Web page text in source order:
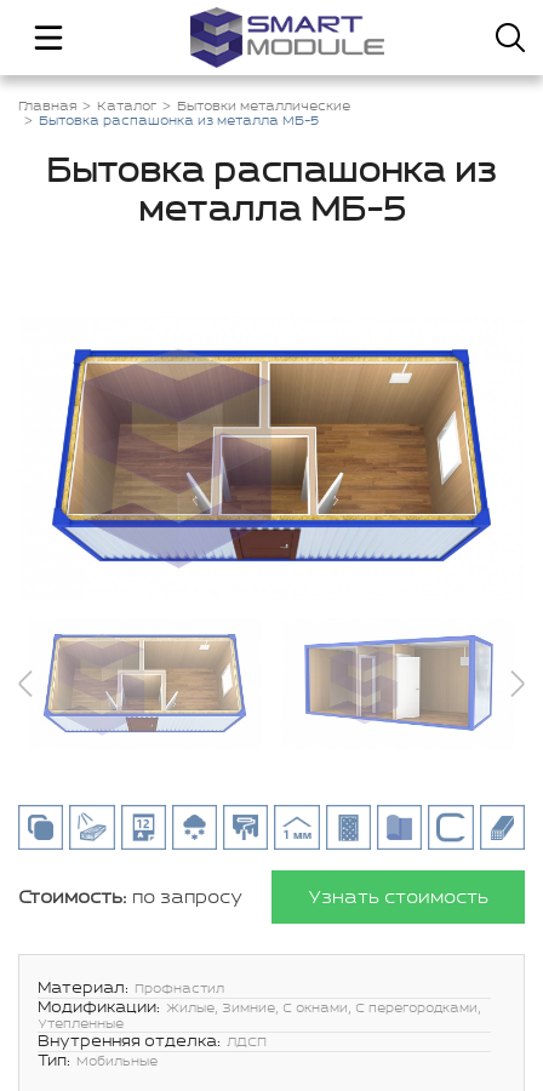
Главная Каталог
Бытовки металлические
Бытовка распашонка из металла МБ-5
Бытовка распашонка из
металла МБ-5
Стоимость: по запросу Узнать стоимость
Материал: Профнастил
Модификации: Жилые, Зимние, С окнами, С перегородками,
Утепленные
Внутренняя отделка: ЛДСП
Тип: Мобильные